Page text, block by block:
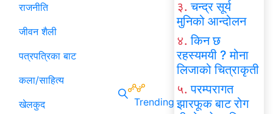
राजनीति
जीवन शैली
पत्रपत्रिका बाट
कला/साहित्य
खेलकुद
Trending
३. चन्द्र सूर्य
मुनिको आन्दोलन
४. किन छ
रहस्यमयी ? मोना
लिजाको चित्राकृती
५. परम्परागत
झारफूक बाट रोग